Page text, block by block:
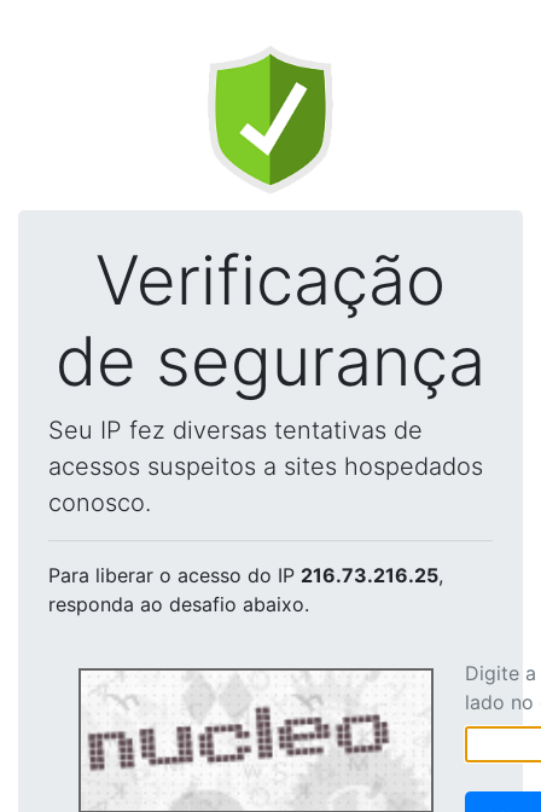
Verificação
de segurança
Seu IP fez diversas tentativas de
acessos suspeitos a sites hospedados
conosco.
Para liberar o acesso do IP 216.73.216.25,
responda ao desafio abaixo.
Digite
lado no